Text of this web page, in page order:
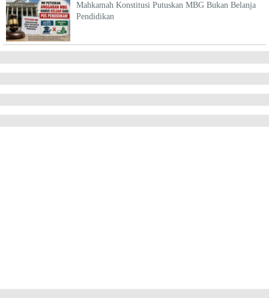
Mahkamah Konstitusi Putuskan MBG Bukan Belanja
Pendidikan